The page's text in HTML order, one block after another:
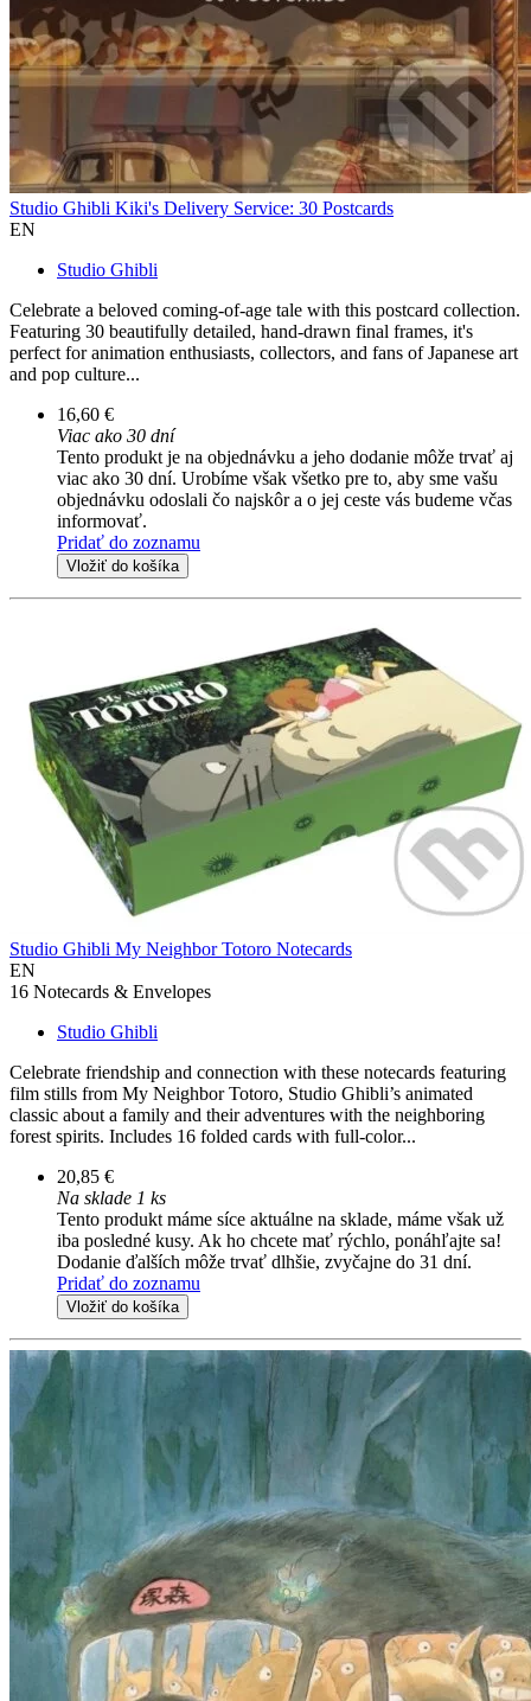
Studio Ghibli Kiki's Delivery Service: 30 Postcards
EN
Studio Ghibli
Celebrate a beloved coming-of-age tale with this postcard collection.
Featuring 30 beautifully detailed, hand-drawn final frames, it's
perfect for animation enthusiasts, collectors, and fans of Japanese art
and pop culture...
16,60 €
Viac ako 30 dní
Tento produkt je na objednávku a jeho dodanie môže trvať aj
viac ako 30 dní. Urobíme však všetko pre to, aby sme vašu
objednávku odoslali čo najskôr a o jej ceste vás budeme včas
informovať.
Pridať do zoznamu
Vložiť do košíka
Studio Ghibli My Neighbor Totoro Notecards
EN
16 Notecards & Envelopes
Studio Ghibli
Celebrate friendship and connection with these notecards featuring
film stills from My Neighbor Totoro, Studio Ghibli’s animated
classic about a family and their adventures with the neighboring
forest spirits. Includes 16 folded cards with full-color...
20,85 €
Na sklade 1 ks
Tento produkt máme síce aktuálne na sklade, máme však už
iba posledné kusy. Ak ho chcete mať rýchlo, ponáhľajte sa!
Dodanie ďalších môže trvať dlhšie, zvyčajne do 31 dní.
Pridať do zoznamu
Vložiť do košíka